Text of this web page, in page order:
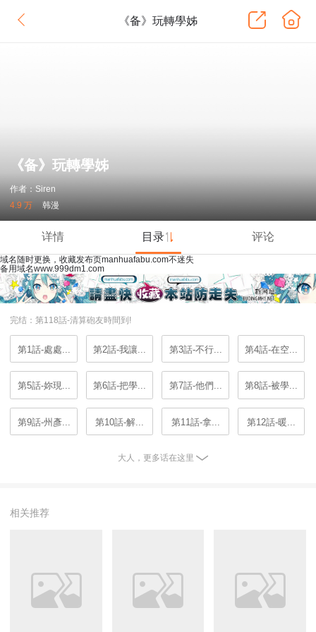
《备》玩轉學姊
《备》玩轉學姊
作者：Siren
4.9 万
韩漫
详情 目录 评论
域名随时更换，收藏发布页manhuafabu.com不迷失
备用域名www.999dm1.com
完结：第118話-清算砲友時間到!
第1話-處處... 第2話-我讓... 第3話-不行... 第4話-在空...
第5話-妳現... 第6話-把學... 第7話-他們... 第8話-被學...
第9話-州彥... 第10話-解... 第11話-拿... 第12話-暖...
大人，更多话在这里
相关推荐